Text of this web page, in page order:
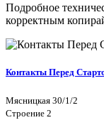
Подробное
корректным
Контакты Перед
Мясницкая 30/1/2
Строение 2